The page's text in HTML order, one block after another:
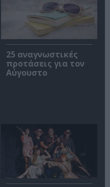
25 αναγνωστικές
προτάσεις για τον
Αύγουστο